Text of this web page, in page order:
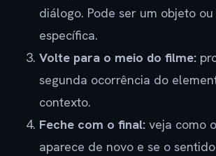
diálogo. Pode ser um objeto
específica.
Volte para o meio do filme:
segunda ocorrência do
contexto.
Feche com o final: veja como
aparece de novo e se o